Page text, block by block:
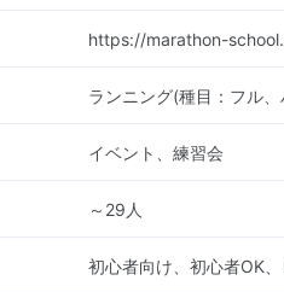
https://marathon-
ランニング(種目：フル
イベント、練習会
～29人
初心者向け、初心者OK